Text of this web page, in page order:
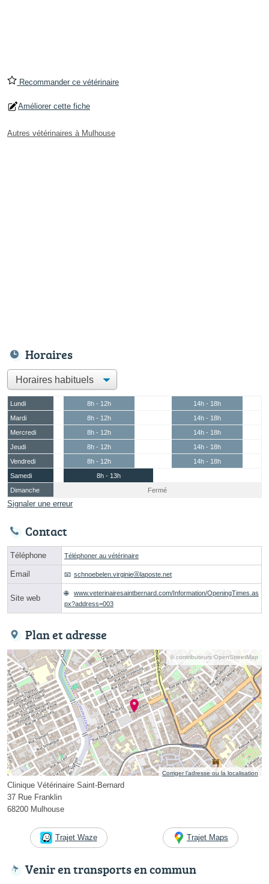
Recommander ce vétérinaire
Améliorer cette fiche
Autres vétérinaires à Mulhouse
Horaires
Lundi 8h - 12h
14h - 18h
Mardi
8h - 12h
14h - 18h
Mercredi
8h - 12h
14h - 18h
Jeudi
8h - 12h
14h - 18h
Vendredi
8h - 12h
14h - 18h
Samedi
8h - 13h
Dimanche
Fermé
Signaler une erreur
Contact
Téléphone Téléphoner au vétérinaire
Email schnoebelen.virginieⓐlaposte.net
Site web
www.veterinairesaintbernard.com/Information/OpeningTimes.as
px?address=003
Plan et adresse
© contributeurs OpenStreetMap
Corriger l’adresse ou la localisation
Clinique Vétérinaire Saint-Bernard
37 Rue Franklin
68200 Mulhouse
Trajet Waze Trajet Maps
Venir en transports en commun